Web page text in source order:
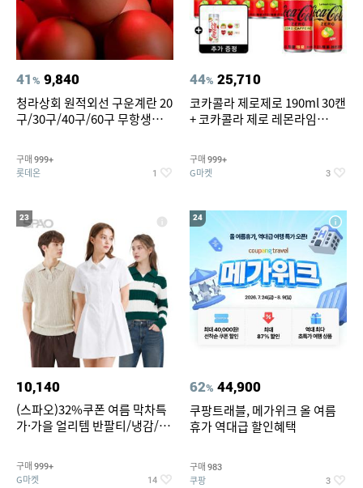
41% 9,840
청라상회 원적외선 구운계란 20
구/30구/40구/60구 무항생제
구매 999+
롯데온 1
44% 25,710
코카콜라 제로제로 190ml 30캔
+ 코카콜라 제로 레몬라임
티커 세트
구매 999+
G마켓 3
23
10,140
(스파오)32%쿠폰 여름 막차특
가·가을 얼리템 반팔티/냉감/반
건 외 ~74%OFF
구매 999+
G마켓 14
24
62% 44,900
쿠팡트래블, 메가위크 올 여름
휴가 역대급 할인혜택
구매 983
쿠팡 3